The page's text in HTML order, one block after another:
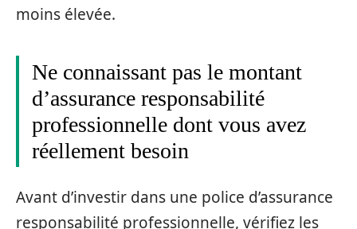
moins élevée.
Ne connaissant pas le montant
d’assurance responsabilité
professionnelle dont vous avez
réellement besoin
Avant d’investir dans une police d’assurance
responsabilité professionnelle, vérifiez les